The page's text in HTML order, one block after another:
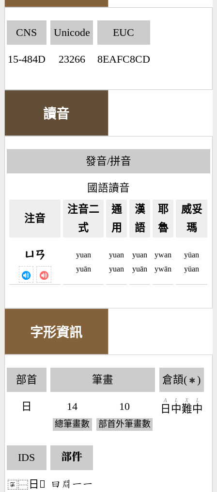
CNS
15-484D
Unicode
23266
EUC
8EAFC8CD
讀音
發音/拼音
國語讀音
注音
注音二
式
通
用
漢
語
耶
魯
威妥
瑪
ㄩㄢ
yuan
yuān
yuan
yuan
yuan
yuān
ywan
ywān
yüan
yüan
字形資訊
部首
日
筆畫
14
總筆畫數
10
部首外筆畫數
倉頡( ✱ )
日
A
中
L
難
X
中
L
IDS
〾⿱ 日𣶒
部件
󶃑󶆳󶀀󶀀